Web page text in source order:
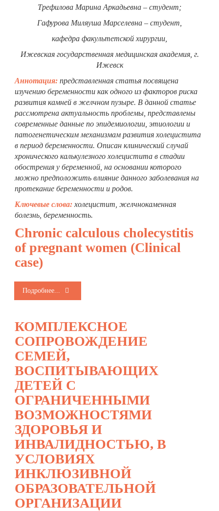
Трефилова Марина Аркадьевна – студент;
Гафурова Миляуша Марселевна – студент,
кафедра факультетской хирургии,
Ижевская государственная медицинская академия, г.
Ижевск
Аннотация: представленная статья посвящена
изучению беременности как одного из факторов риска
развития камней в желчном пузыре. В данной статье
рассмотрена актуальность проблемы, представлены
современные данные по эпидемиологии, этиологии и
патогенетическим механизмам развития холецистита
в период беременности. Описан клинический случай
хронического калькулезного холецистита в стадии
обострения у беременной, на основании которого
можно предположить влияние данного заболевания на
протекание беременности и родов.
Ключевые слова: холецистит, желчнокаменная
болезнь, беременность.
Chronic calculous cholecystitis
of pregnant women (Clinical
case)
Подробнее...
КОМПЛЕКСНОЕ
СОПРОВОЖДЕНИЕ
СЕМЕЙ,
ВОСПИТЫВАЮЩИХ
ДЕТЕЙ С
ОГРАНИЧЕННЫМИ
ВОЗМОЖНОСТЯМИ
ЗДОРОВЬЯ И
ИНВАЛИДНОСТЬЮ, В
УСЛОВИЯХ
ИНКЛЮЗИВНОЙ
ОБРАЗОВАТЕЛЬНОЙ
ОРГАНИЗАЦИИ